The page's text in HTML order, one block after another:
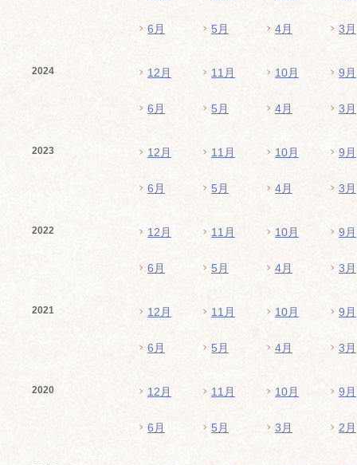
6月 5月 4月 3月
2024 12月 11月 10月 9月
6月 5月 4月 3月
2023 12月 11月 10月 9月
6月 5月 4月 3月
2022 12月 11月 10月 9月
6月 5月 4月 3月
2021 12月 11月 10月 9月
6月 5月 4月 3月
2020 12月 11月 10月 9月
6月 5月 3月 2月